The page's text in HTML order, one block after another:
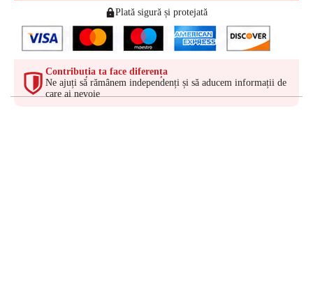
Plată sigură și protejată
Contribuția ta face diferența
Ne ajuți să rămânem independenți și să aducem informații de
care ai nevoie